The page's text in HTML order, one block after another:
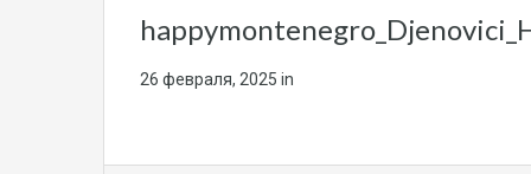
26 февраля, 2025 in